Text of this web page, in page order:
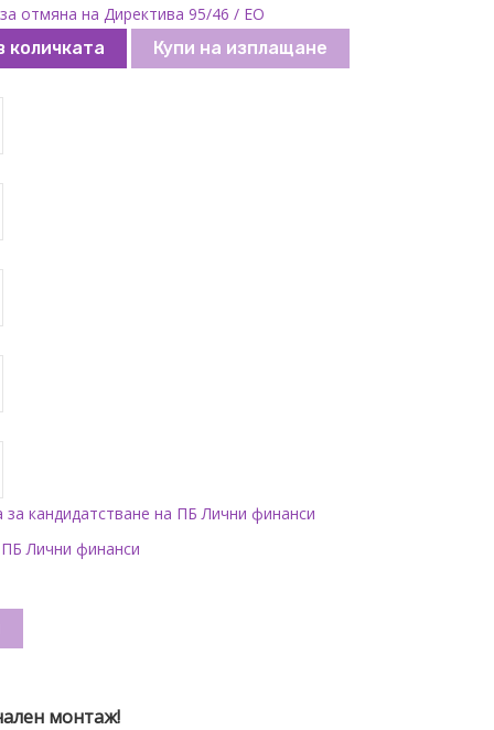
отмяна на Директива 95/46 / ЕО
количката Купи на изплащане
за кандидатстване на ПБ Лични финанси
Лични финанси
монтаж!